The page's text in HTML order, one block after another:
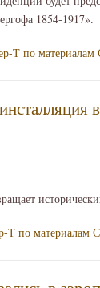
1854-1917».
Т по
Т по материалам